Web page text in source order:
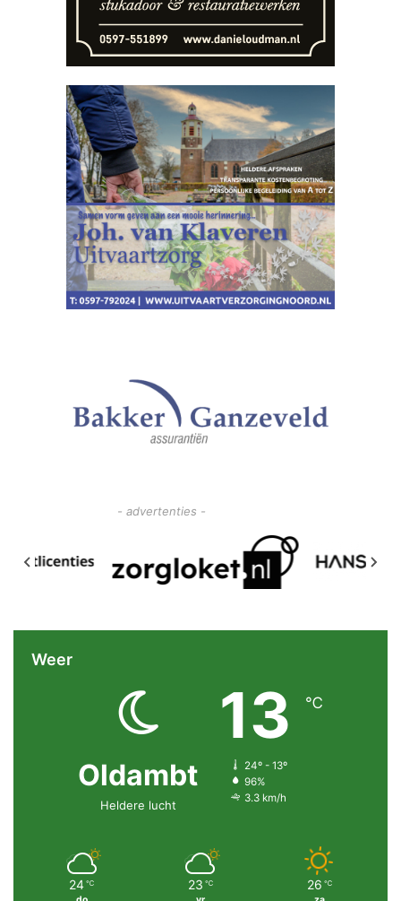
- advertenties -
Weer
Oldambt
Heldere lucht
13 ℃
24º - 13º
96%
3.3 km/h
24 ℃ 23 ℃ 26 ℃